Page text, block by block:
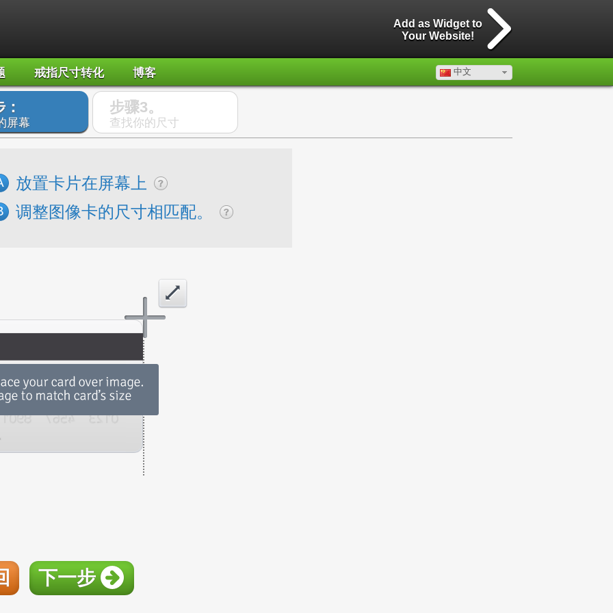
Add as Widget to
Your Website!
戒指尺寸转化 博客 中文
屏幕
步骤3。
查找你的尺寸
放置卡片在屏幕上
调整图像卡的尺寸相匹配。
下一步